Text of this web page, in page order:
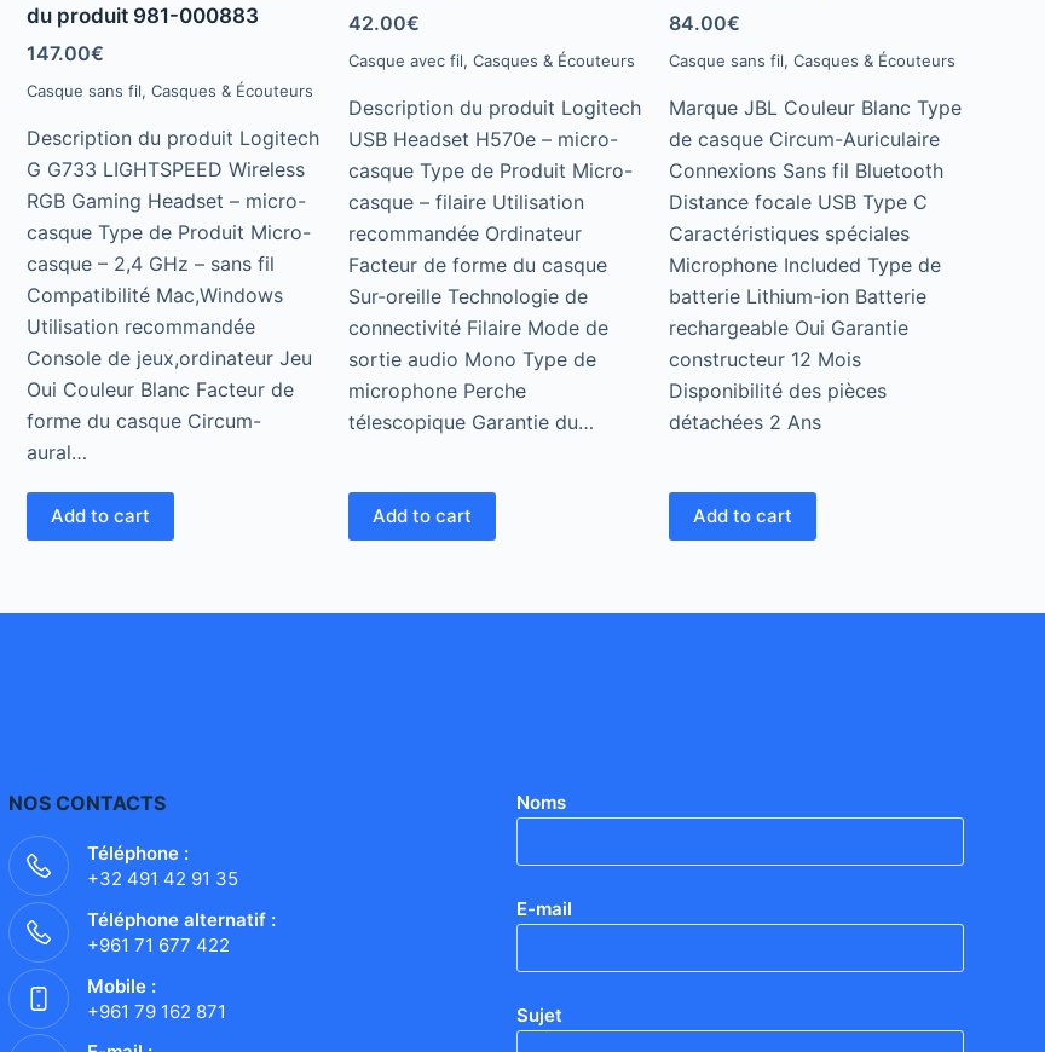
u
o
5
du produit 981-000883
147.00€
Casque sans fil,Casques & Écouteurs
Description du produit Logitech
G G733 LIGHTSPEED Wireless
RGB Gaming Headset – micro-
casque Type de Produit Micro-
casque – 2,4 GHz – sans fil
Compatibilité Mac,Windows
Utilisation recommandée
Console de jeux,ordinateur Jeu
Oui Couleur Blanc Facteur de
forme du casque Circum-
aural…
Add to cart
u
t
o
f
42.00€
Casque avec fil, Casques & Écouteurs
Description du produit Logitech
USB Headset H570e – micro-
casque Type de Produit Micro-
casque – filaire Utilisation
recommandée Ordinateur
Facteur de forme du casque
Sur-oreille Technologie de
connectivité Filaire Mode de
sortie audio Mono Type de
microphone Perche
télescopique Garantie du…
Add to cart
u
t
o
f
84.00€
Casque sans fil,Casques & Écouteurs
Marque ‎JBL Couleur ‎Blanc Type
de casque ‎Circum-Auriculaire
Connexions ‎Sans fil Bluetooth
Distance focale ‎USB Type C
Caractéristiques spéciales
‎Microphone Included Type de
batterie ‎Lithium-ion Batterie
rechargeable ‎Oui Garantie
constructeur ‎12 Mois
Disponibilité des pièces
détachées ‎2 Ans
Add to cart
NOS CONTACTS
Téléphone :
+32 491 42 91 35
Téléphone alternatif :
+961 71 677 422
Mobile :
+961 79 162 871
Noms
E-mail
Sujet